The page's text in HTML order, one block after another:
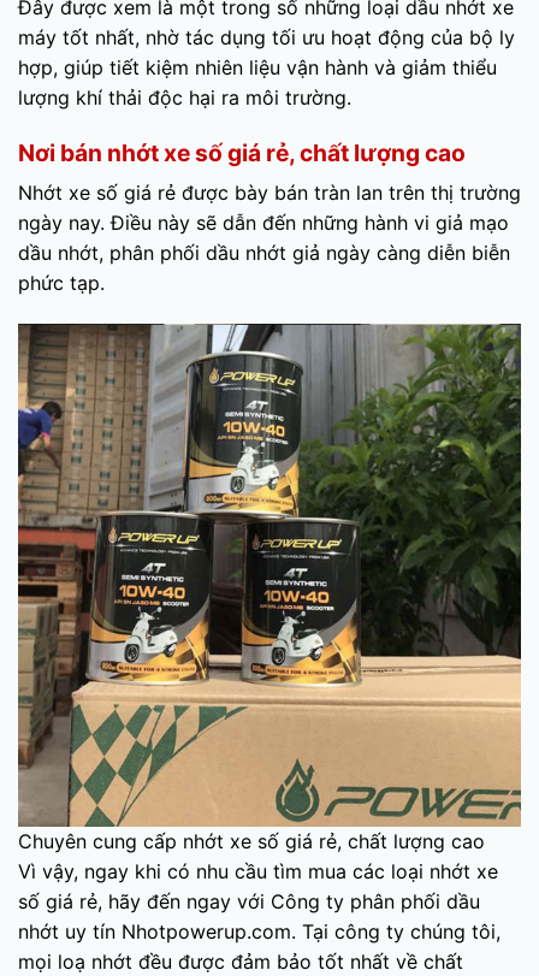
Đây được xem là một trong số những loại dầu nhớt xe
máy tốt nhất, nhờ tác dụng tối ưu hoạt động của bộ ly
hợp, giúp tiết kiệm nhiên liệu vận hành và giảm thiểu
lượng khí thải độc hại ra môi trường.
Nơi bán nhớt xe số giá rẻ, chất lượng cao
Nhớt xe số giá rẻ được bày bán tràn lan trên thị trường
ngày nay. Điều này sẽ dẫn đến những hành vi giả mạo
dầu nhớt, phân phối dầu nhớt giả ngày càng diễn biễn
phức tạp.
Chuyên cung cấp nhớt xe số giá rẻ, chất lượng cao
Vì vậy, ngay khi có nhu cầu tìm mua các loại nhớt xe
số giá rẻ, hãy đến ngay với Công ty phân phối dầu
nhớt uy tín Nhotpowerup.com. Tại công ty chúng tôi,
mọi loạ nhớt đều được đảm bảo tốt nhất về chất